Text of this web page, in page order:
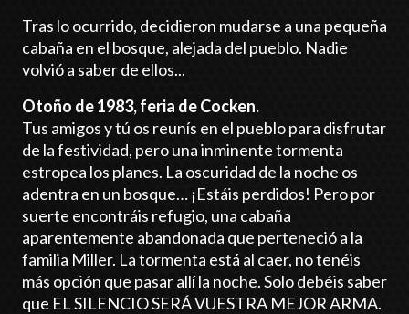
Tras lo ocurrido, decidieron mudarse a una pequeña
cabaña en el bosque, alejada del pueblo. Nadie
volvió a saber de ellos...
Otoño de 1983, feria de Cocken.
Tus amigos y tú os reunís en el pueblo para disfrutar
de la festividad, pero una inminente tormenta
estropea los planes. La oscuridad de la noche os
adentra en un bosque… ¡Estáis perdidos! Pero por
suerte encontráis refugio, una cabaña
aparentemente abandonada que perteneció a la
familia Miller. La tormenta está al caer, no tenéis
más opción que pasar allí la noche. Solo debéis saber
que EL SILENCIO SERÁ VUESTRA MEJOR ARMA.